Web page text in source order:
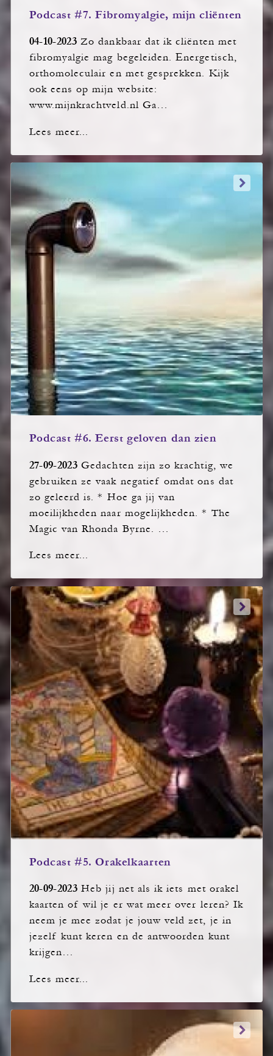
Podcast #7. Fibromyalgie, mijn cliënten
04-10-2023 Zo dankbaar dat ik cliënten met
fibromyalgie mag begeleiden. Energetisch,
orthomoleculair en met gesprekken. Kijk
ook eens op mijn website:
www.mijnkrachtveld.nl Ga…
Lees meer...
Podcast #6. Eerst geloven dan zien
27-09-2023 Gedachten zijn zo krachtig, we
gebruiken ze vaak negatief omdat ons dat
zo geleerd is. * Hoe ga jij van
moeilijkheden naar mogelijkheden. * The
Magic van Rhonda Byrne. …
Lees meer...
Podcast #5. Orakelkaarten
20-09-2023 Heb jij net als ik iets met orakel
kaarten of wil je er wat meer over leren? Ik
neem je mee zodat je jouw veld zet, je in
jezelf kunt keren en de antwoorden kunt
krijgen…
Lees meer...